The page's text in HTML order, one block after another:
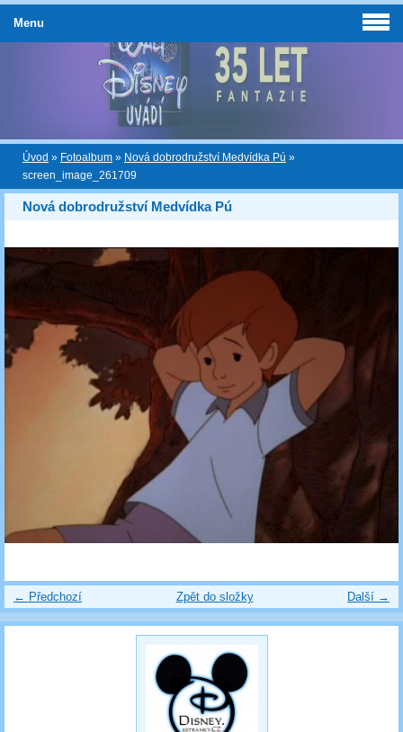
Úvod » Fotoalbum » Nová dobrodružství Medvídka Pú »
screen_image_261709
Nová dobrodružství Medvídka Pú
← Předchozí Další →
Zpět do složky
Menu